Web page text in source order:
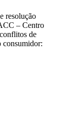
resolução
– Centro
de
consumidor: